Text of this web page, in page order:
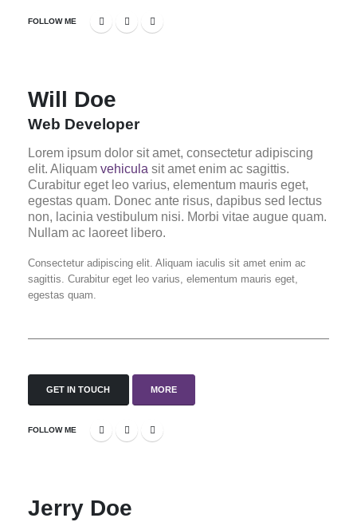
FOLLOW ME
Will Doe
Web Developer
Lorem ipsum dolor sit amet, consectetur adipiscing
elit. Aliquam vehicula sit amet enim ac sagittis.
Curabitur eget leo varius, elementum mauris eget,
egestas quam. Donec ante risus, dapibus sed lectus
non, lacinia vestibulum nisi. Morbi vitae augue quam.
Nullam ac laoreet libero.
Consectetur adipiscing elit. Aliquam iaculis sit amet enim ac
sagittis. Curabitur eget leo varius, elementum mauris eget,
egestas quam.
GET IN TOUCH MORE
FOLLOW ME
Jerry Doe